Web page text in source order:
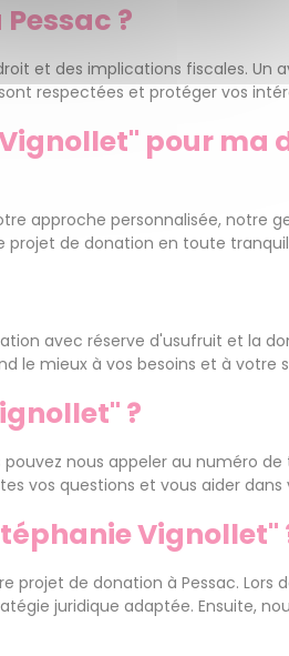
?
et des implications fiscales. Un
respectées et protéger vos
pour ma
approche personnalisée, notre
de donation en toute
avec réserve d'usufruit et la
le mieux à vos besoins et à votre
?
nous appeler au numéro
vos questions et vous aider
Vignollet"
projet de donation à Pessac. Lors
juridique adaptée. Ensuite,